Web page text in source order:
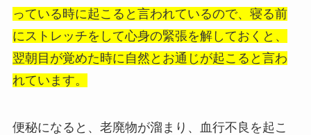
っている時に起こると言われているので、寝る前
にストレッチをして心身の緊張を解しておくと、
翌朝目が覚めた時に自然とお通じが起こると言わ
れています。
便秘になると、老廃物が溜まり、血行不良を起こ